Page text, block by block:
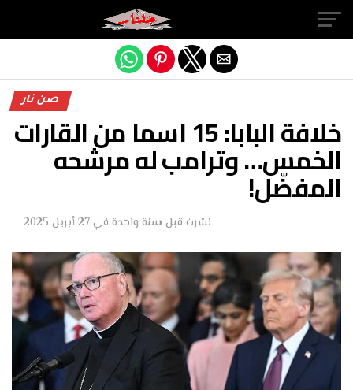
صن نار
خلافة البابا: 15 اسما من القارات
الخمس… وترامب له مرشحه
المفضّل!
نشرت قبل سنة واحدة في 27 أبريل 2025
Exit mobile version